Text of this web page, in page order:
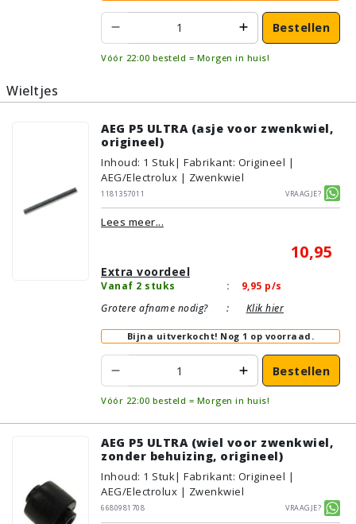
Bestellen
Vóór 22:00 besteld = Morgen in huis!
Wieltjes
AEG P5 ULTRA (asje voor zwenkwiel,
origineel)
Inhoud: 1 Stuk| Fabrikant: Origineel |
AEG/Electrolux | Zwenkwiel
1181357011
Vraagje?
Lees meer...
10,95
Extra voordeel
Vanaf 2 stuks : 9,95 p/s
Grotere afname nodig?
: Klik hier
Bijna uitverkocht! Nog 1 op voorraad.
Bestellen
Vóór 22:00 besteld = Morgen in huis!
AEG P5 ULTRA (wiel voor zwenkwiel,
zonder behuizing, origineel)
Inhoud: 1 Stuk| Fabrikant: Origineel |
AEG/Electrolux | Zwenkwiel
6680981708
Vraagje?